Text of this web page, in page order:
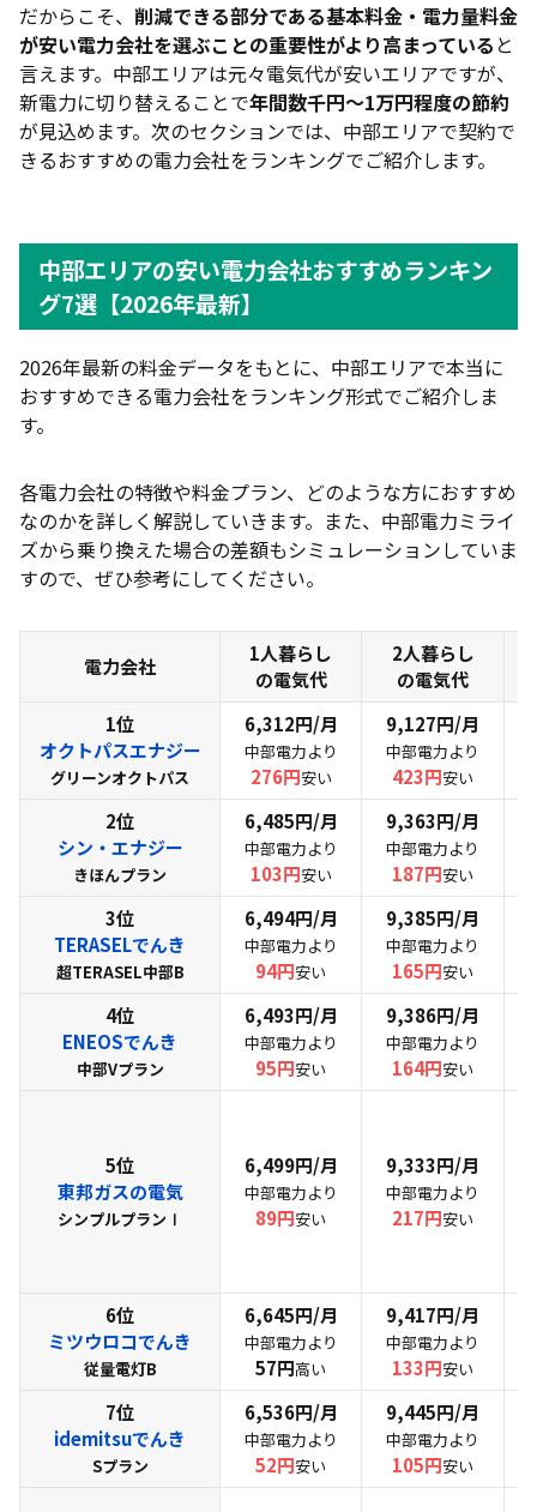
契約期間の縛りや解約金はある？
乗り換えても電気代が安くならないことはある？
まとめ
だからこそ、 削減できる部分である基本料金・電力量料金
が安い電力会社を選ぶことの重要性がより高まっている と
言えます。中部エリアは元々電気代が安いエリアですが、
新電力に切り替えることで年間数千円〜1万円程度の節約
が見込めます。次のセクションでは、中部エリアで契約で
きるおすすめの電力会社をランキングでご紹介します。
中部エリアの安い電力会社おすすめランキン
グ7選【2026年最新】
2026年最新の料金データをもとに、中部エリアで本当に
おすすめできる電力会社をランキング形式でご紹介しま
す。
各電力会社の特徴や料金プラン、どのような方におすすめ
なのかを詳しく解説していきます。また、中部電力ミライ
ズから乗り換えた場合の差額もシミュレーションしていま
すので、ぜひ参考にしてください。
電力会社
1人暮らし
の電気代
2人暮らし
の電気代
1位
オクトパスエナジー
グリーンオクトパス
6,312円/月
中部電力より
276円安い
9,127円/月
中部電力より
423円安い
2位
シン・エナジー
きほんプラン
6,485円/月
中部電力より
103円安い
9,363円/月
中部電力より
187円安い
3位
TERASELでんき
超TERASEL中部B
6,494円/月
中部電力より
94円安い
9,385円/月
中部電力より
165円安い
4位
ENEOSでんき
中部Vプラン
6,493円/月
中部電力より
95円安い
9,386円/月
中部電力より
164円安い
5位
東邦ガスの電気
シンプルプランⅠ
6,499円/月
中部電力より
89円安い
9,333円/月
中部電力より
217円安い
6位
ミツウロコでんき
従量電灯B
6,645円/月
中部電力より
57円高い
9,417円/月
中部電力より
133円安い
7位
idemitsuでんき
Sプラン
6,536円/月
中部電力より
52円安い
9,445円/月
中部電力より
105円安い